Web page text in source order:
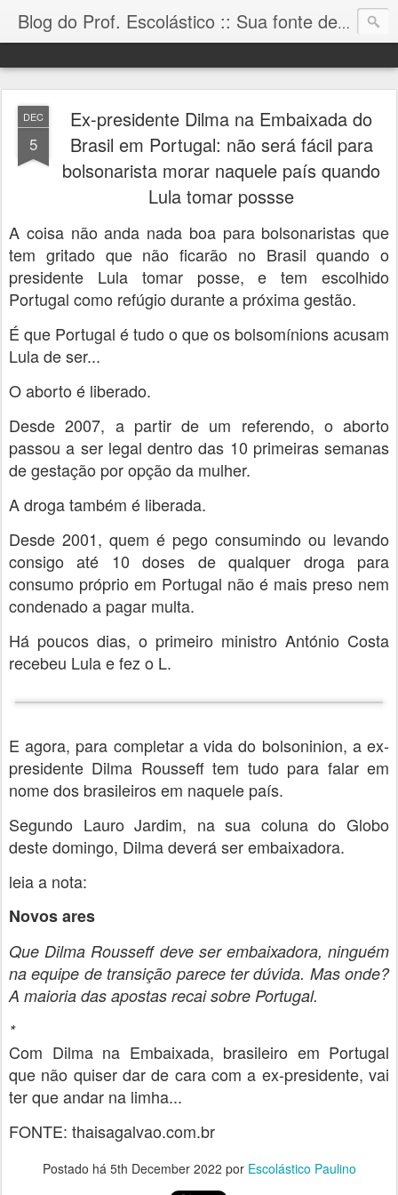
Blog do Prof. Escolástico :: Sua fonte de informação!
DEC
5
Ex-presidente Dilma na Embaixada do
Brasil em Portugal: não será fácil para
bolsonarista morar naquele país quando
Lula tomar possse
A coisa não anda nada boa para bolsonaristas que
tem gritado que não ficarão no Brasil quando o
presidente Lula tomar posse, e tem escolhido
Portugal como refúgio durante a próxima gestão.
É que Portugal é tudo o que os bolsomínions acusam
Lula de ser...
O aborto é liberado.
Desde 2007, a partir de um referendo, o aborto
passou a ser legal dentro das 10 primeiras semanas
de gestação por opção da mulher.
A droga também é liberada.
Desde 2001, quem é pego consumindo ou levando
consigo até 10 doses de qualquer droga para
consumo próprio em Portugal não é mais preso nem
condenado a pagar multa.
Há poucos dias, o primeiro ministro António Costa
recebeu Lula e fez o L.
E agora, para completar a vida do bolsoninion, a ex-
presidente Dilma Rousseff tem tudo para falar em
nome dos brasileiros em naquele país.
Segundo Lauro Jardim, na sua coluna do Globo
deste domingo, Dilma deverá ser embaixadora.
leia a nota:
Novos ares
Que Dilma Rousseff deve ser embaixadora, ninguém
na equipe de transição parece ter dúvida. Mas onde?
A maioria das apostas recai sobre Portugal.
*
Com Dilma na Embaixada, brasileiro em Portugal
que não quiser dar de cara com a ex-presidente, vai
ter que andar na limha...
FONTE: thaisagalvao.com.br
Postado há 5th December 2022 por Escolástico Paulino